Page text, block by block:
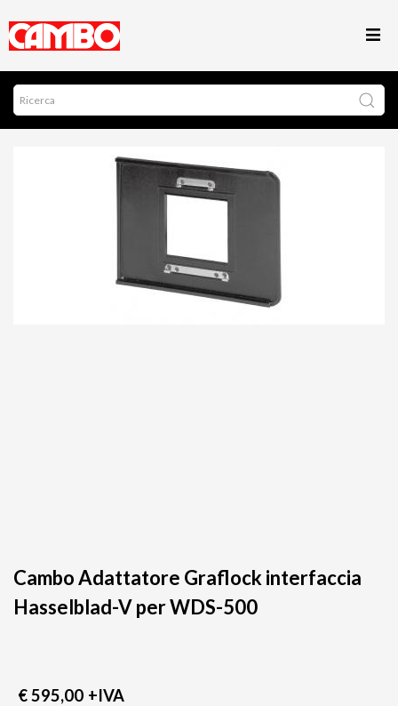
Cambo Adattatore Graflock interfaccia
Hasselblad-V per WDS-500
€ 595,00 +IVA